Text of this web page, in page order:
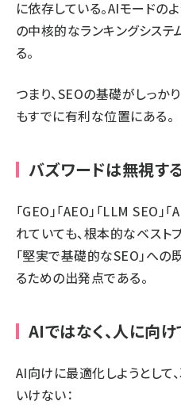
に依存している。AIモードの
の中核的なランキングシス
る。
つまり、SEOの基礎がしっか
もすでに有利な位置にある。
バズワードは無視す
「GEO」「AEO」「LLM SEO」
れていても、根本的なベスト
「堅実で基礎的なSEO」への
るための出発点である。
AIではなく、人に向け
AI向けに最適化しようとして
いけない：